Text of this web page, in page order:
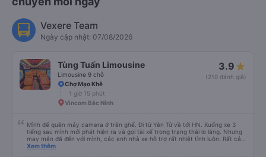
Vexere Team
Ngày cập nhật: 07/08/2026
Tùng Tuấn Limousine
Limousine 9 chỗ
3.9
(210 đánh giá)
Chợ Mạo Khê
1 giờ 15 phút
Vincom Bắc Ninh
Mình để quên máy camera ở trên ghế. Đi từ Yên Tử về tới HN. Xuống xe 3
tiếng sau mình mới phát hiện ra và gọi tài xế trong trạng thái lo lắng. Nhưng
may mắn đã đến với mình, các anh nhà xe hỗ trợ rất nhiệt tình luôn. Rất cảm
ơn và chúc các anh nhà xe Tùng Tuấn sức khoẻ, vạn dặm bình an ạ!
Xem thêm